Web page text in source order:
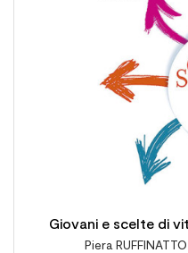
Giovani e scelte di
Piera RUFFINATTO